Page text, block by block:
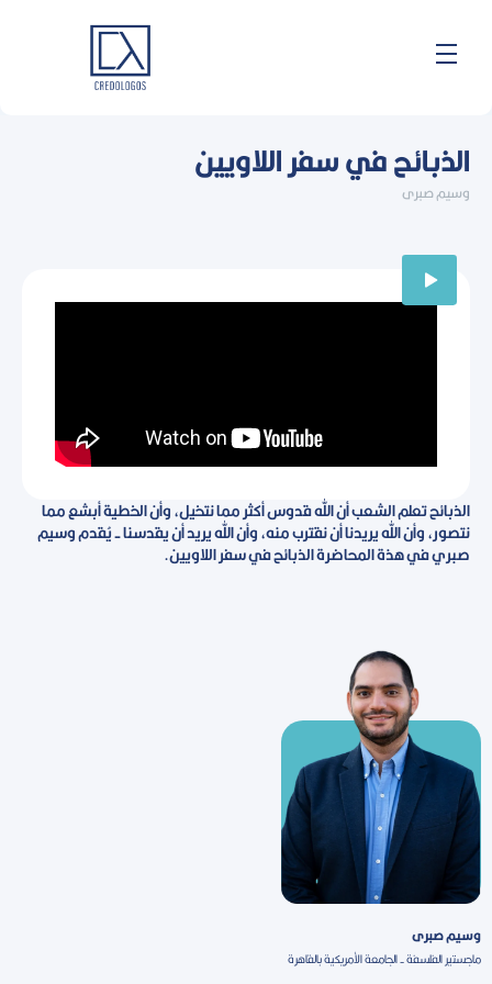
المحتوى
الذبائح في سفر اللاويين
وسيم صبرى
الذبائح تعلم الشعب أن الله قدوس أكثر مما نتخيل، وأن الخطية أبشع مما
نتصور، وأن الله يريدنا أن نقترب منه، وأن الله يريد أن يقدسنا - يُقدم وسيم
صبري في هذة المحاضرة الذبائح في سفر اللاويين.
وسيم صبرى
ماجستير الفلسفة - الجامعة الأمريكية بالقاهرة